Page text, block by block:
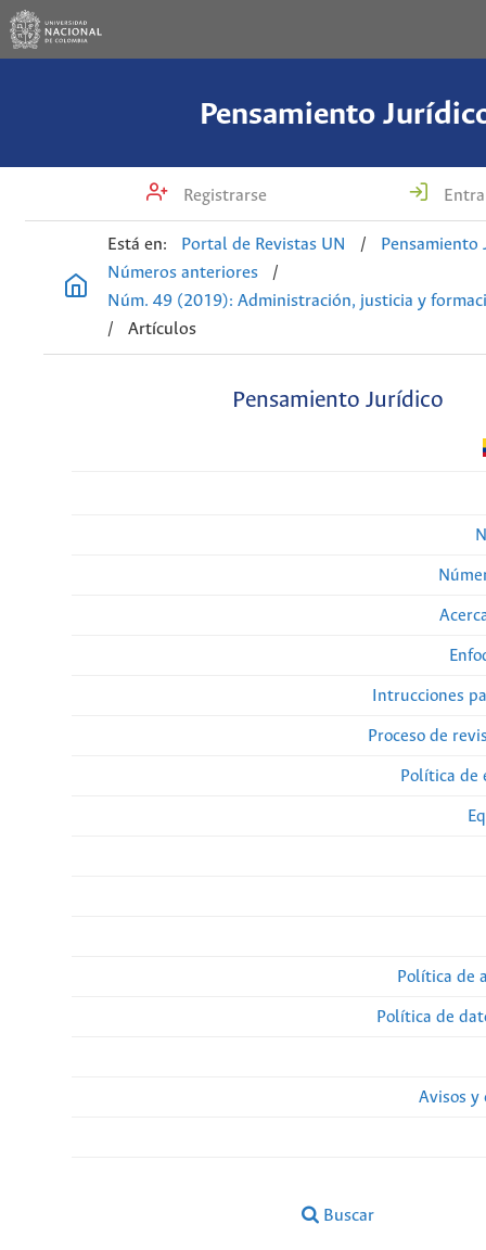
Pensamiento
Registrarse
Está en: Portal de Revistas UN /
Pensamiento
Números anteriores
/
Núm. 49 (2019): Administración, justicia y
/
Artículos
Pensamiento Jurídico
Intrucciones
Proceso de
Política
Política de
Política de
Avisos y
Buscar